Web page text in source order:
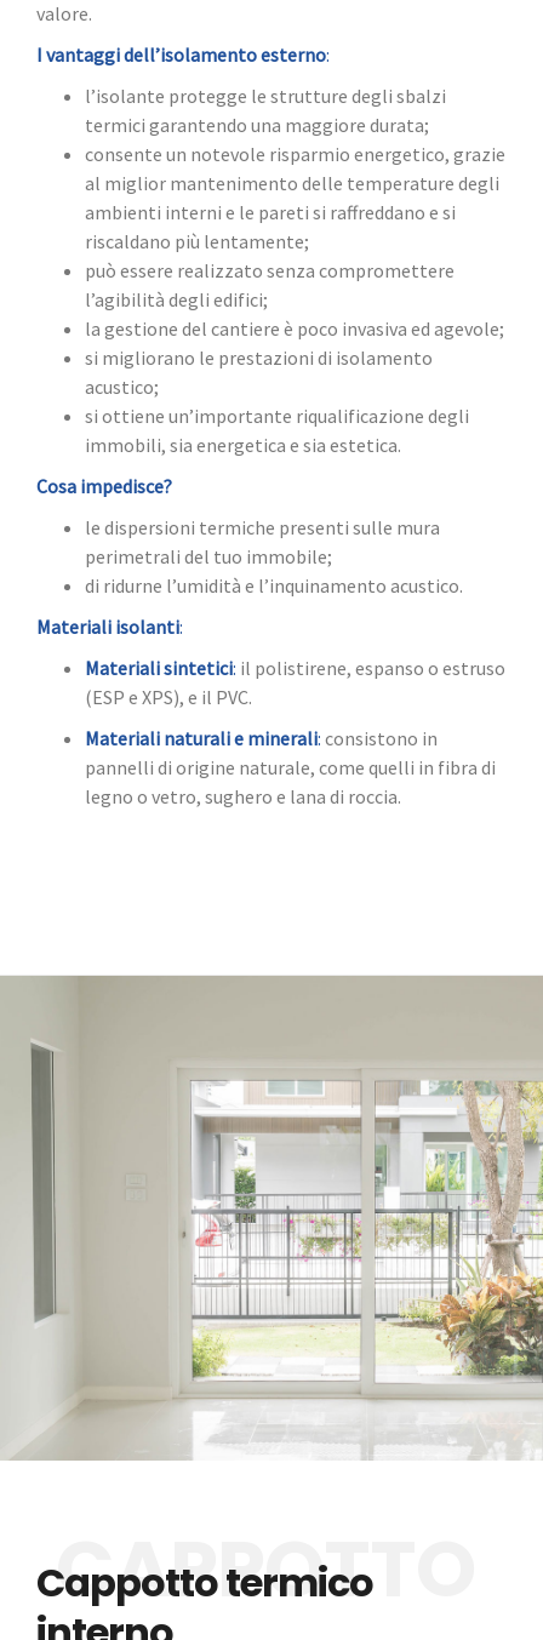
valore.
I vantaggi dell’isolamento esterno:
l’isolante protegge le strutture degli sbalzi
termici garantendo una maggiore durata;
consente un notevole risparmio energetico, grazie
al miglior mantenimento delle temperature degli
ambienti interni e le pareti si raffreddano e si
riscaldano più lentamente;
può essere realizzato senza compromettere
l’agibilità degli edifici;
la gestione del cantiere è poco invasiva ed agevole;
si migliorano le prestazioni di isolamento
acustico;
si ottiene un’importante riqualificazione degli
immobili, sia energetica e sia estetica.
Cosa impedisce?
le dispersioni termiche presenti sulle mura
perimetrali del tuo immobile;
di ridurne l’umidità e l’inquinamento acustico.
Materiali isolanti:
Materiali sintetici: il polistirene, espanso o estruso
(ESP e XPS), e il PVC.
Materiali naturali e minerali: consistono in
pannelli di origine naturale, come quelli in fibra di
legno o vetro, sughero e lana di roccia.
Cappotto termico